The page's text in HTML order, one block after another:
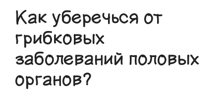
Как уберечься от
грибковых
заболеваний половых
органов?